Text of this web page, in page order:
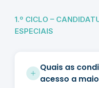
1.º CICLO –
ESPECIAIS
Quais as
acesso a